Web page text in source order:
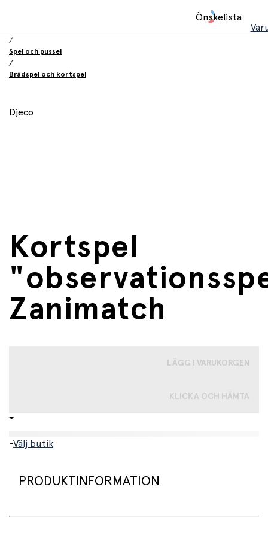
Önskelista
/
Spel och pussel
/
Brädspel och kortspel
Djeco
Kortspel
Zanimatch
LÄGG I VARUKORGEN
KLICKA OCH HÄMTA
-Välj butik
PRODUKTINFORMATION